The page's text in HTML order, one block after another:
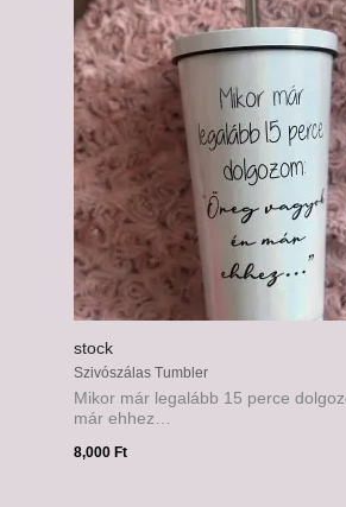
stock
Szivószálas Tumbler
Mikor már legalább 15 perce
már ehhez…
8,000 Ft